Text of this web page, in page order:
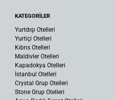
KATEGORİLER
Yurtdışı Otelleri
Yurtiçi Otelleri
Kıbrıs Otelleri
Maldivler Otelleri
Kapadokya Otelleri
İstanbul Otelleri
Crystal Grup Otelleri
Stone Grup Otelleri